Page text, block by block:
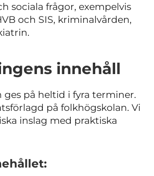
sociala frågor, exempelvis
och SIS, kriminalvården,
innehåll
på heltid i fyra terminer.
på folkhögskolan. Vi
inslag med praktiska